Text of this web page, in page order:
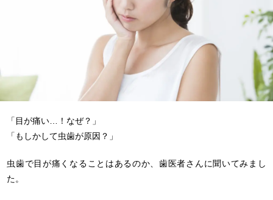
「目が痛い…！なぜ？」
「もしかして虫歯が原因？」
虫歯で目が痛くなることはあるのか、歯医者さんに聞いてみまし
た。